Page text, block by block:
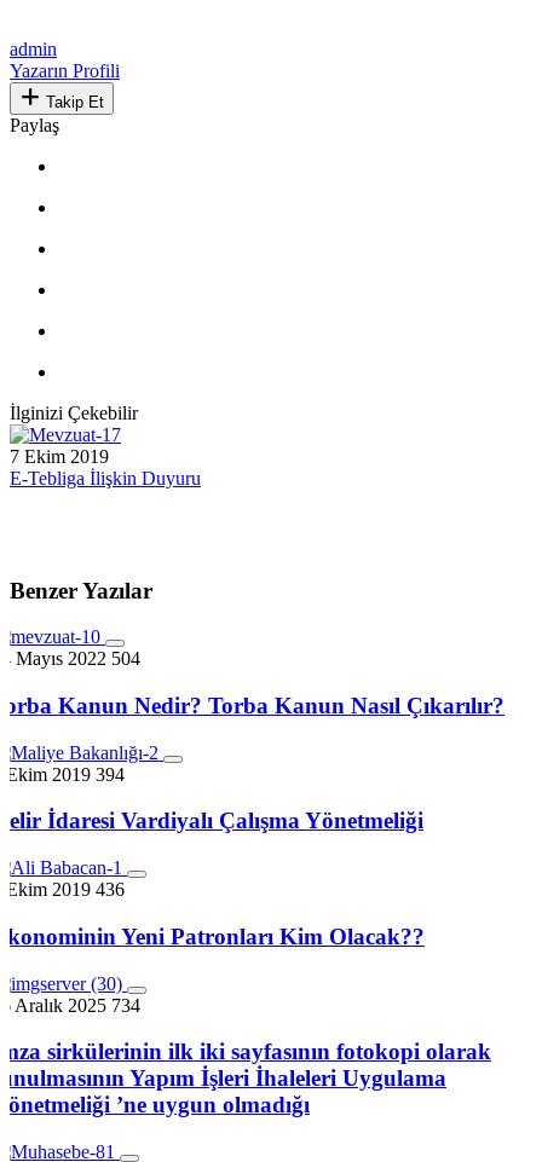
admin
Yazarın Profili
Takip Et
Paylaş
İlginizi Çekebilir
7 Ekim 2019
E-Tebliga İlişkin Duyuru
Benzer Yazılar
Mayıs 2022 504
Kanun Nedir? Torba Kanun Nasıl Çıkarılır?
Ekim 2019 394
İdaresi Vardiyalı Çalışma Yönetmeliği
Ekim 2019 436
Yeni Patronları Kim Olacak??
Aralık 2025 734
sirkülerinin ilk iki sayfasının fotokopi olarak
Yapım İşleri İhaleleri Uygulama
’ne uygun olmadığı